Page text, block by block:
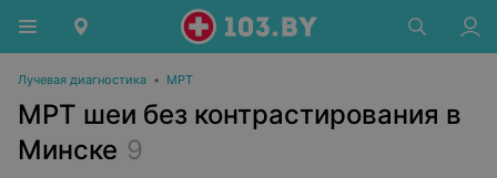
Лучевая диагностика • МРТ
МРТ шеи без контрастирования в
Минске 9